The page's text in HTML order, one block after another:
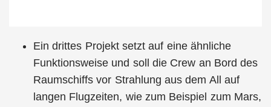
Ein drittes Projekt setzt auf eine ähnliche
Funktionsweise und soll die Crew an Bord des
Raumschiffs vor Strahlung aus dem All auf
langen Flugzeiten, wie zum Beispiel zum Mars,